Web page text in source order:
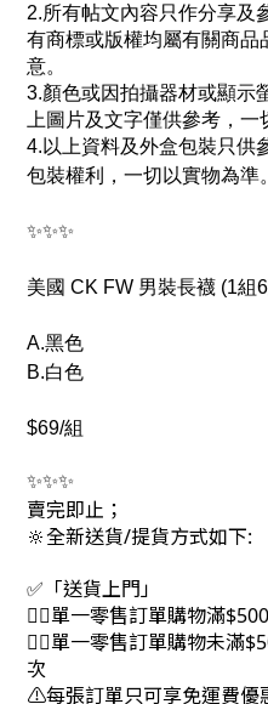
2.所有帖文內容只作分享及
有商標或版權均屬有關商品
意。
3.顏色或因拍攝器材或顯示
上圖片及文字僅供參考，一
4.以上資料及外盒包裝只供
包裝權利，一切以實物為準。
✨✨✨
美國 CK FW 男裝長襪 (1組
A.黑色
B.白色
$69/組
✨✨✨
賣完即止；
🔆全新送貨/提貨方式如下:
✅「送貨上門」
👉🏻單一零售訂單購物滿
👉🏻單一零售訂單購物未滿
次
⚠每張訂單只可享免運費優